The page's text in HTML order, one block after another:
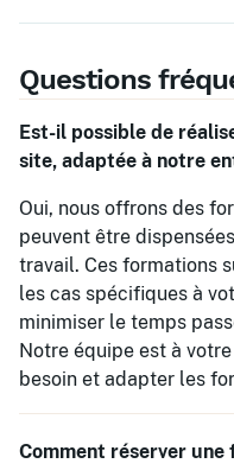
Questions
Est-il possible de
site, adaptée à notre
Oui, nous offrons des
peuvent être
travail. Ces formations
les cas spécifiques à
minimiser le temps
Notre équipe est à
besoin et adapter les
Comment réserver une